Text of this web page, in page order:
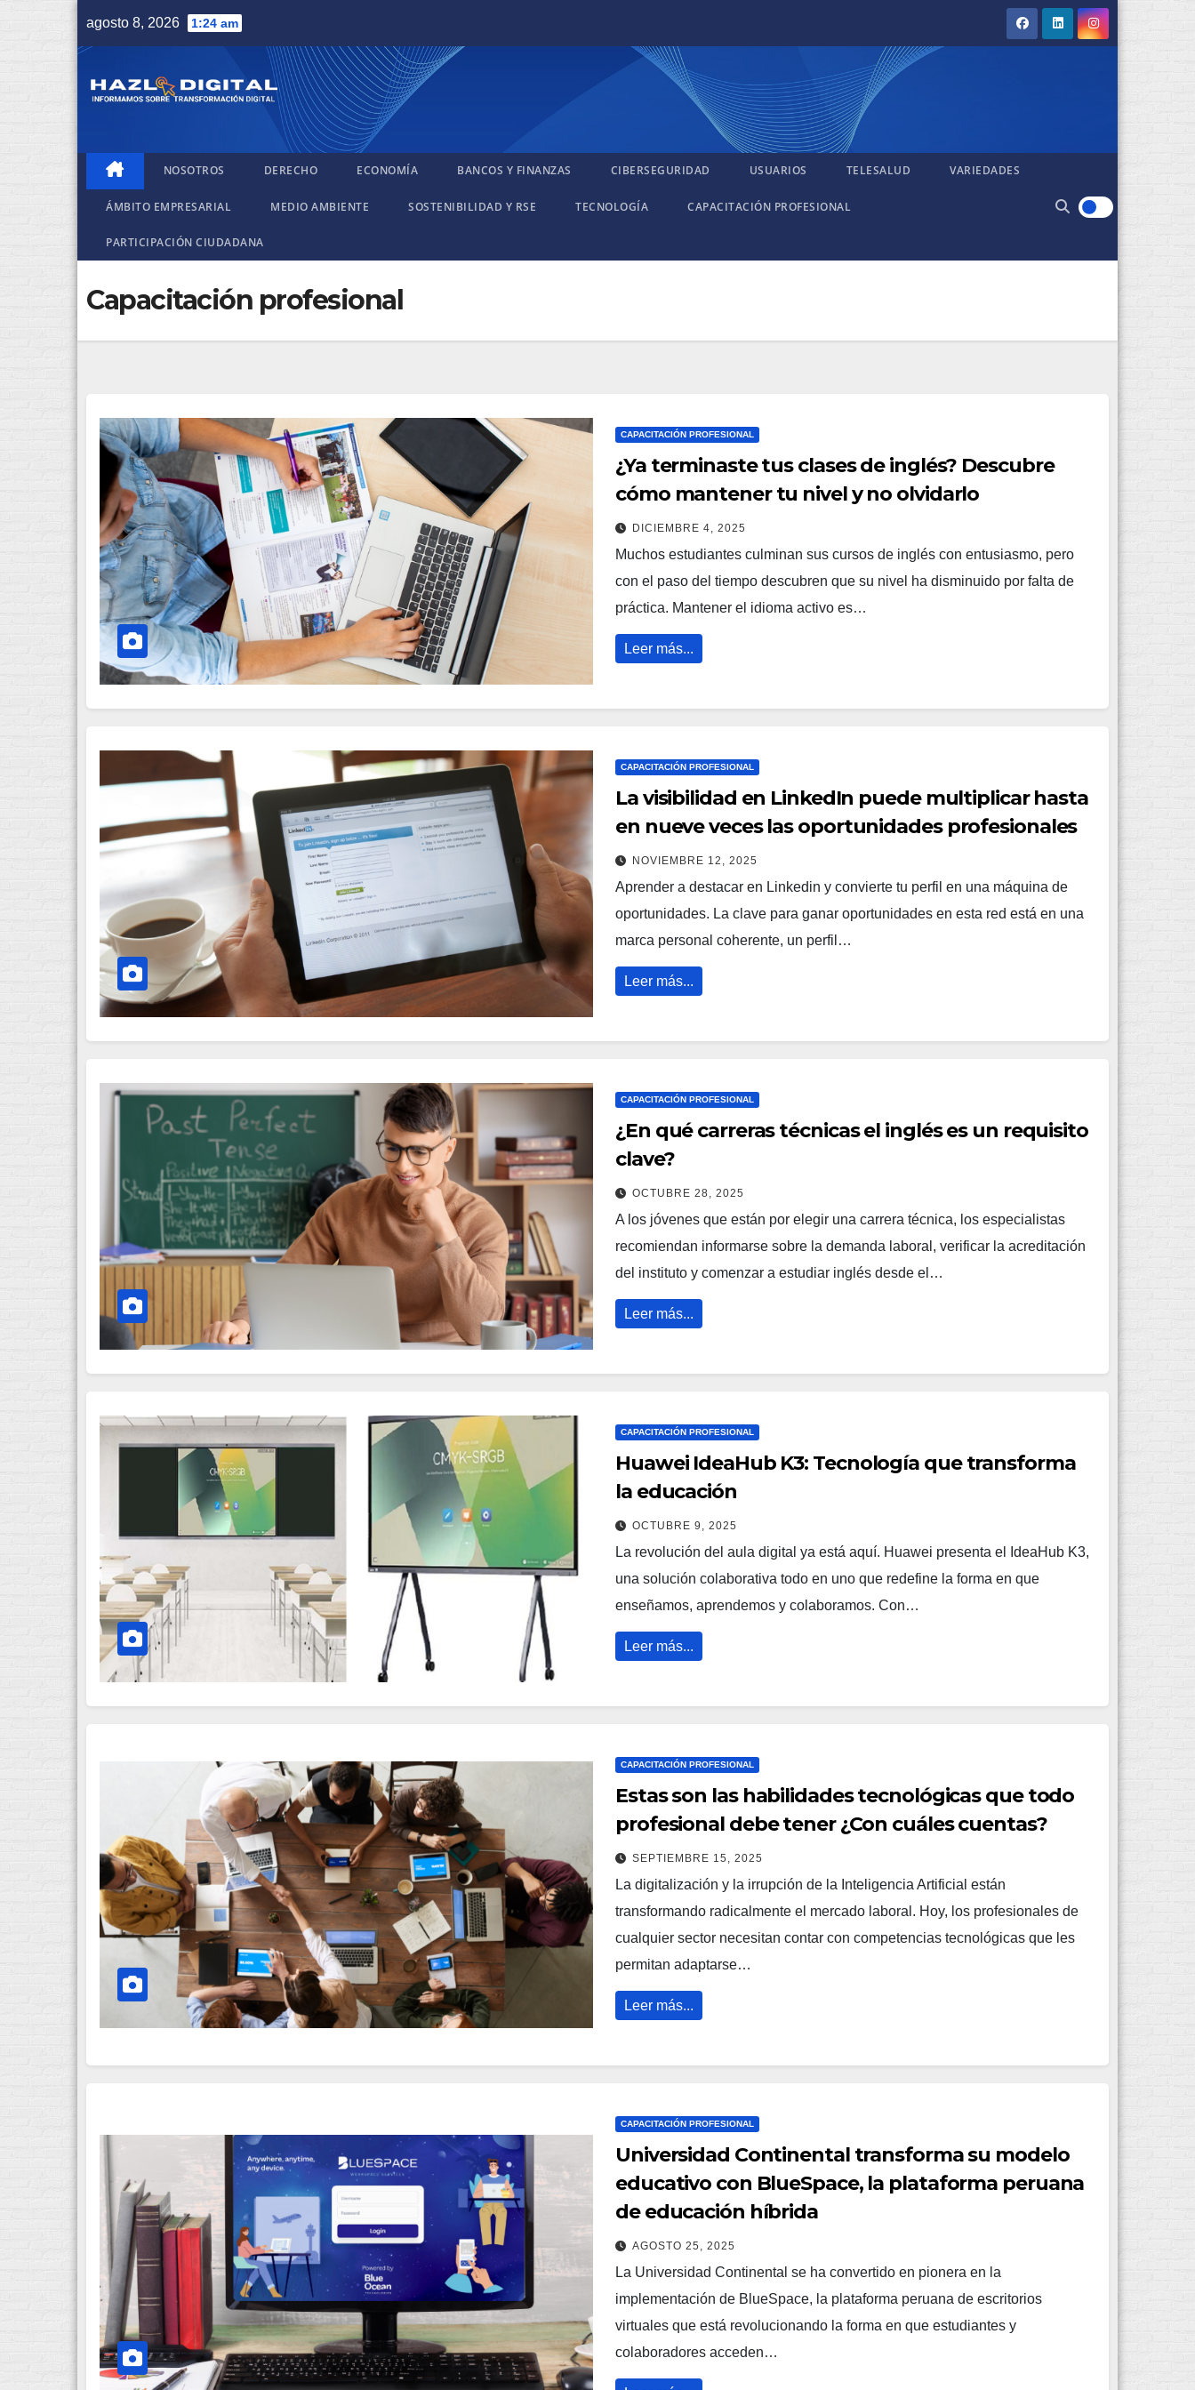
agosto 8, 2026 1:24 am
NOSOTROS DERECHO ECONOMÍA BANCOS Y FINANZAS CIBERSEGURIDAD USUARIOS TELESALUD VARIEDADES
ÁMBITO EMPRESARIAL MEDIO AMBIENTE SOSTENIBILIDAD Y RSE TECNOLOGÍA CAPACITACIÓN PROFESIONAL
PARTICIPACIÓN CIUDADANA
Capacitación profesional
CAPACITACIÓN PROFESIONAL
¿Ya terminaste tus clases de inglés? Descubre
cómo mantener tu nivel y no olvidarlo
DICIEMBRE 4, 2025
Muchos estudiantes culminan sus cursos de inglés con entusiasmo, pero
con el paso del tiempo descubren que su nivel ha disminuido por falta de
práctica. Mantener el idioma activo es…
Leer más...
CAPACITACIÓN PROFESIONAL
La visibilidad en LinkedIn puede multiplicar hasta
en nueve veces las oportunidades profesionales
NOVIEMBRE 12, 2025
Aprender a destacar en Linkedin y convierte tu perfil en una máquina de
oportunidades. La clave para ganar oportunidades en esta red está en una
marca personal coherente, un perfil…
Leer más...
CAPACITACIÓN PROFESIONAL
¿En qué carreras técnicas el inglés es un requisito
clave?
OCTUBRE 28, 2025
A los jóvenes que están por elegir una carrera técnica, los especialistas
recomiendan informarse sobre la demanda laboral, verificar la acreditación
del instituto y comenzar a estudiar inglés desde el…
Leer más...
CAPACITACIÓN PROFESIONAL
Huawei IdeaHub K3: Tecnología que transforma
la educación
OCTUBRE 9, 2025
La revolución del aula digital ya está aquí. Huawei presenta el IdeaHub K3,
una solución colaborativa todo en uno que redefine la forma en que
enseñamos, aprendemos y colaboramos. Con…
Leer más...
CAPACITACIÓN PROFESIONAL
Estas son las habilidades tecnológicas que todo
profesional debe tener ¿Con cuáles cuentas?
SEPTIEMBRE 15, 2025
La digitalización y la irrupción de la Inteligencia Artificial están
transformando radicalmente el mercado laboral. Hoy, los profesionales de
cualquier sector necesitan contar con competencias tecnológicas que les
permitan adaptarse…
Leer más...
CAPACITACIÓN PROFESIONAL
Universidad Continental transforma su modelo
educativo con BlueSpace, la plataforma peruana
de educación híbrida
AGOSTO 25, 2025
La Universidad Continental se ha convertido en pionera en la
implementación de BlueSpace, la plataforma peruana de escritorios
virtuales que está revolucionando la forma en que estudiantes y
colaboradores acceden…